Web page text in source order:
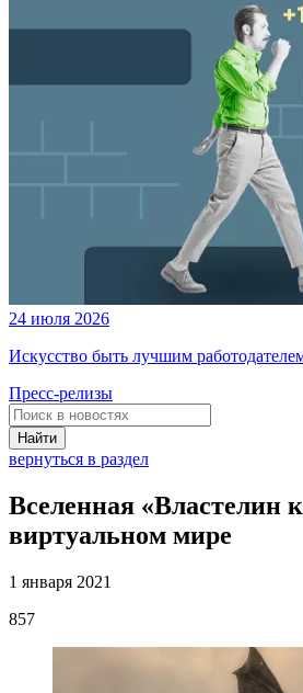
24 июля 2026
Искусство быть лучшим
Пресс-релизы
Найти
вернуться в раздел
Вселенная «Властелин
виртуальном мире
1 января 2021
857